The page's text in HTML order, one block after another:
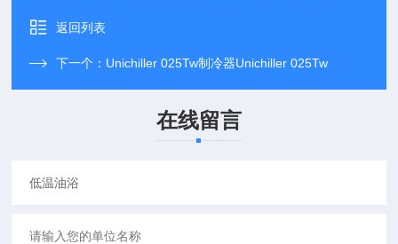
返回列表
下一个： Unichiller 025Tw制冷器Unichiller 025Tw
在线留言